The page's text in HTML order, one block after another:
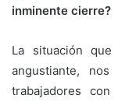
inminente cierre?
La situación que
angustiante,
trabajadores